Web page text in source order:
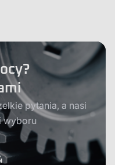
pytania, a nasi
wyboru